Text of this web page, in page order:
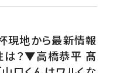
現地から最新情報
は？▼高橋恭平 髙